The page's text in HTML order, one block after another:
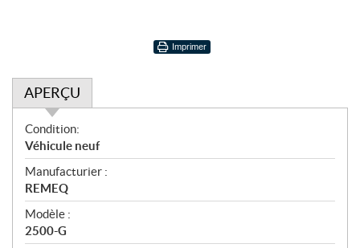
Imprimer
APERÇU
A
p
e
r
ç
u
Condition:
Véhicule neuf
Manufacturier :
REMEQ
Modèle :
2500-G